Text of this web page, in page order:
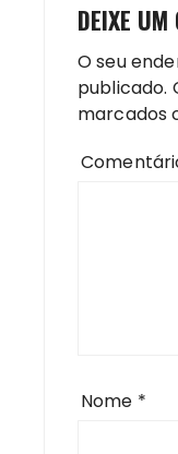
DEIXE UM
O seu
publicado.
marcados
Nome *